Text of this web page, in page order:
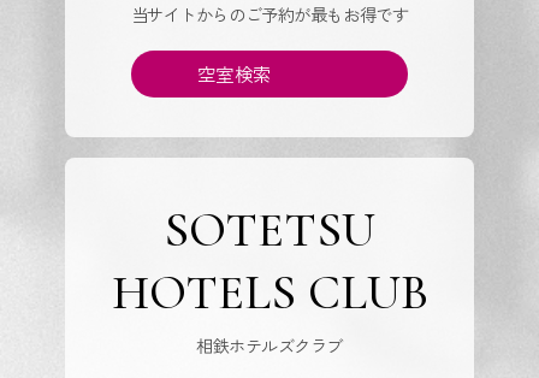
当サイトからのご予約が最もお得です
空室検索
SOTETSU
HOTELS CLUB
相鉄ホテルズクラブ